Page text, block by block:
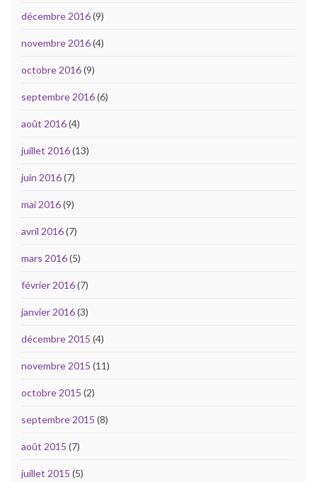
décembre 2016(9)
novembre 2016(4)
octobre 2016(9)
septembre 2016(6)
août 2016(4)
juillet 2016(13)
juin 2016(7)
mai 2016(9)
avril 2016(7)
mars 2016(5)
février 2016(7)
janvier 2016(3)
décembre 2015 (4)
novembre 2015 (11)
octobre 2015 (2)
septembre 2015 (8)
août 2015 (7)
juillet 2015 (5)